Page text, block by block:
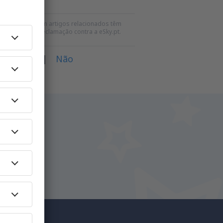
artigo e em artigos relacionados têm
qualquer reclamação contra a eSky.pt.
Sim | Não